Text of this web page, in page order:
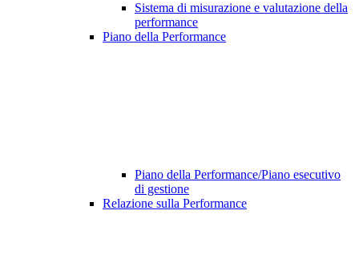
Sistema di misurazione e valutazione della
performance
Piano della Performance
Piano della Performance/Piano esecutivo
di gestione
Relazione sulla Performance